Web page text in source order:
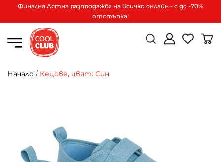
Финална Лятна разпродажба на всичко онлайн - с до -70%
отстъпка!
Начало / Кецове, цвят: Син